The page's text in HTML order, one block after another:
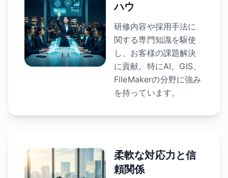
ハウ
研修内容や採用手法に
関する専門知識を駆使
し、お客様の課題解決
に貢献。特にAI、GIS、
FileMakerの分野に強み
を持っています。
柔軟な対応力と信
頼関係